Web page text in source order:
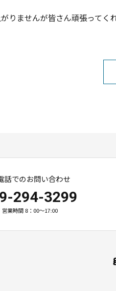
りませんが皆さん頑張ってく
話でのお問い合わせ
294-3299
営業時間 8：00～17:00